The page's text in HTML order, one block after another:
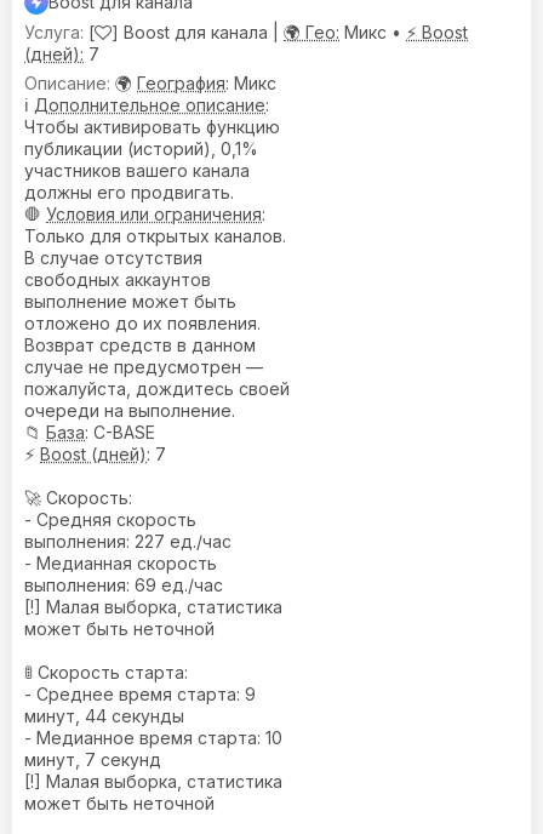
[
] Boost для канала | 🌍 Гео: Микс • ⚡ Boost
(дней): 7
🌍 География: Микс
ℹ️ Дополнительное описание:
Чтобы активировать функцию
публикации (историй), 0,1%
участников вашего канала
должны его продвигать.
🛑 Условия или ограничения:
Только для открытых каналов.
В случае отсутствия
свободных аккаунтов
выполнение может быть
отложено до их появления.
Возврат средств в данном
случае не предусмотрен —
пожалуйста, дождитесь своей
очереди на выполнение.
📁 База: C-BASE
⚡ Boost (дней): 7
🚀 Скорость:
- Средняя скорость
выполнения: 227 ед./час
- Медианная скорость
выполнения: 69 ед./час
[!] Малая выборка, статистика
может быть неточной
🚦 Скорость старта:
- Среднее время старта: 9
минут, 44 секунды
- Медианное время старта: 10
минут, 7 секунд
[!] Малая выборка, статистика
может быть неточной